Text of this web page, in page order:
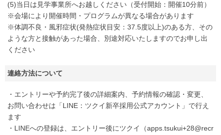
(5)当日は見学事業所へお越しください（受付開始：開催10分前）
※会場により開催時間・プログラムが異なる場合があります
※体調不良・風邪症状(発熱症状目安：37.5度以上)のある方、その
ような方と接触があった場合、別途対応いたしますのでお申し出
ください
連絡方法について
・エントリーや予約完了後の詳細案内、予約情報の確認・変更、
お問い合わせは「LINE：ツクイ新卒採用公式アカウント」で行え
ます
・LINEへの登録は、エントリー後にツクイ（apps.tsukui+28@recr